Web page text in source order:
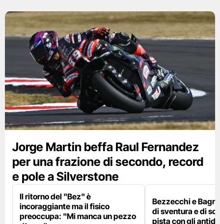
Jorge Martin beffa Raul Fernandez
per una frazione di secondo, record
e pole a Silverstone
Il ritorno del "Bez" è
incoraggiante ma il fisico
preoccupa: "Mi manca un pezzo
Bezzecchi e
di sventura e di
pista con gli